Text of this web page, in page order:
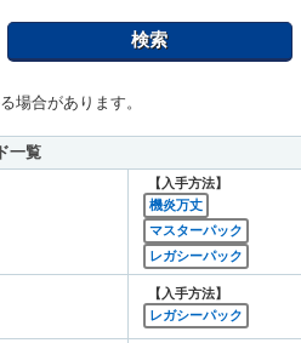
検索
場合があります。
一覧
【入手方法】
機炎万丈
マスターパック
レガシーパック
【入手方法】
レガシーパック